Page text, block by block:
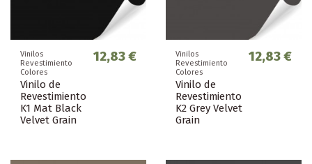
Vinilos
Revestimiento
Colores
Vinilo de
Revestimiento
K1 Mat Black
Velvet Grain
12,83 €
Vinilos
Revestimiento
Colores
Vinilo de
Revestimiento
K2 Grey Velvet
Grain
12,83 €